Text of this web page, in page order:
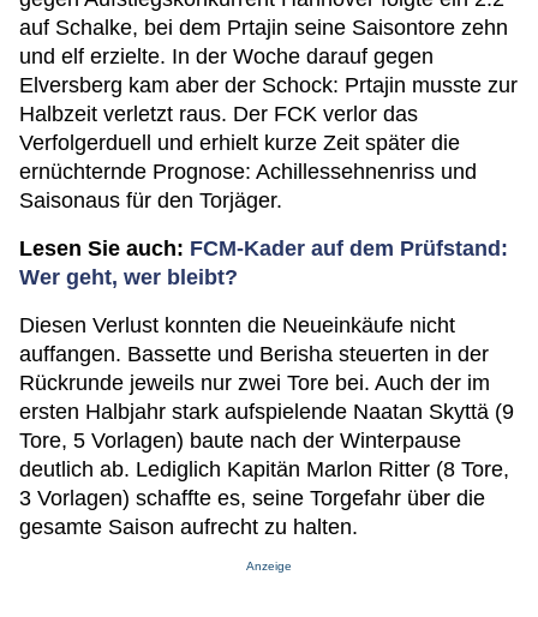
auf Schalke, bei dem Prtajin seine Saisontore zehn
und elf erzielte. In der Woche darauf gegen
Elversberg kam aber der Schock: Prtajin musste zur
Halbzeit verletzt raus. Der FCK verlor das
Verfolgerduell und erhielt kurze Zeit später die
ernüchternde Prognose: Achillessehnenriss und
Saisonaus für den Torjäger.
Lesen Sie auch: FCM-Kader auf dem Prüfstand:
Wer geht, wer bleibt?
Diesen Verlust konnten die Neueinkäufe nicht
auffangen. Bassette und Berisha steuerten in der
Rückrunde jeweils nur zwei Tore bei. Auch der im
ersten Halbjahr stark aufspielende Naatan Skyttä (9
Tore, 5 Vorlagen) baute nach der Winterpause
deutlich ab. Lediglich Kapitän Marlon Ritter (8 Tore,
3 Vorlagen) schaffte es, seine Torgefahr über die
gesamte Saison aufrecht zu halten.
Anzeige